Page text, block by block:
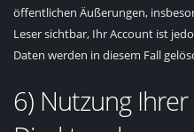
öffentlichen Äußerungen,
Leser sichtbar, Ihr Account ist
Daten werden in diesem Fall
6) Nutzung